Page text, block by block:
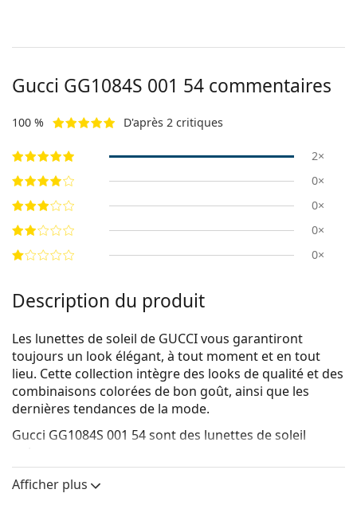
Gucci GG1084S 001 54 commentaires
100 % D'après 2 critiques
2×
0×
0×
0×
0×
Description du produit
Les lunettes de soleil de GUCCI vous garantiront
toujours un look élégant, à tout moment et en tout
lieu. Cette collection intègre des looks de qualité et des
combinaisons colorées de bon goût, ainsi que les
dernières tendances de la mode.
Gucci GG1084S 001 54sont des lunettes de soleil
Voyez à quoi vous ressemblez avec ces lunettes de
soleil grâce à la fonction d'essayage virtuel de
Afficher plus